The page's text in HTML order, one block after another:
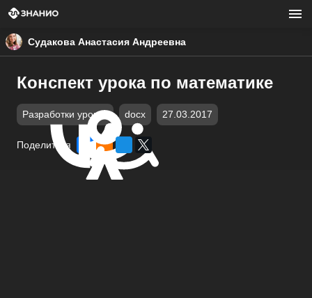
Судакова Анастасия Андреевна
Конспект урока по математике
Разработки уроков docx 27.03.2017
Поделиться